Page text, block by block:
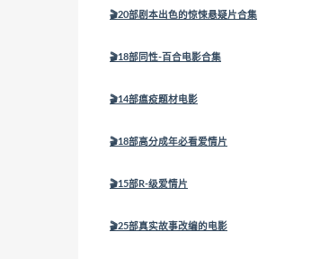
🎬20部剧本出色的惊悚悬疑片合集
🎬18部同性-百合电影合集
🎬14部瘟疫题材电影
🎬18部高分成年必看爱情片
🎬15部R-级爱情片
🎬25部真实故事改编的电影